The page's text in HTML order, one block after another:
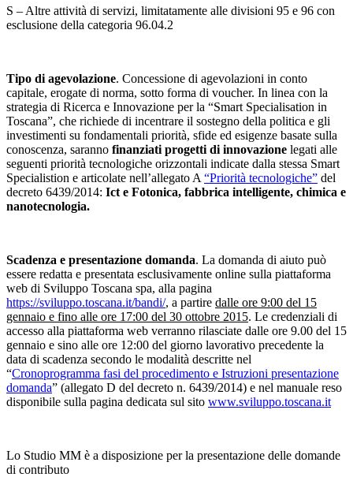
S – Altre attività di servizi, limitatamente alle divisioni 95 e 96 con
esclusione della categoria 96.04.2
Tipo di agevolazione. Concessione di agevolazioni in conto
capitale, erogate di norma, sotto forma di voucher. In linea con la
strategia di Ricerca e Innovazione per la “Smart Specialisation in
Toscana”, che richiede di incentrare il sostegno della politica e gli
investimenti su fondamentali priorità, sfide ed esigenze basate sulla
conoscenza, saranno finanziati progetti di innovazione legati alle
seguenti priorità tecnologiche orizzontali indicate dalla stessa Smart
Specialistion e articolate nell’allegato A “Priorità tecnologiche” del
decreto 6439/2014: Ict e Fotonica, fabbrica intelligente, chimica e
nanotecnologia.
Scadenza e presentazione domanda. La domanda di aiuto può
essere redatta e presentata esclusivamente online sulla piattaforma
web di Sviluppo Toscana spa, alla pagina
https://sviluppo.toscana.it/bandi/, a partire dalle ore 9:00 del 15
gennaio e fino alle ore 17:00 del 30 ottobre 2015. Le credenziali di
accesso alla piattaforma web verranno rilasciate dalle ore 9.00 del 15
gennaio e sino alle ore 12:00 del giorno lavorativo precedente la
data di scadenza secondo le modalità descritte nel
“Cronoprogramma fasi del procedimento e Istruzioni presentazione
domanda” (allegato D del decreto n. 6439/2014) e nel manuale reso
disponibile sulla pagina dedicata sul sito www.sviluppo.toscana.it
Lo Studio MM è a disposizione per la presentazione delle domande
di contributo